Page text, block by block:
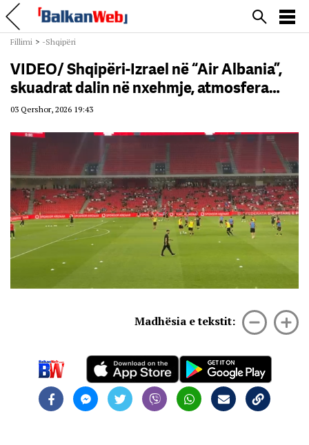
Fillimi > -Shqipëri
VIDEO/ Shqipëri-Izrael në “Air Albania”,
skuadrat dalin në nxehmje, atmosfera…
03 Qershor, 2026 19:43
Madhësia e tekstit: